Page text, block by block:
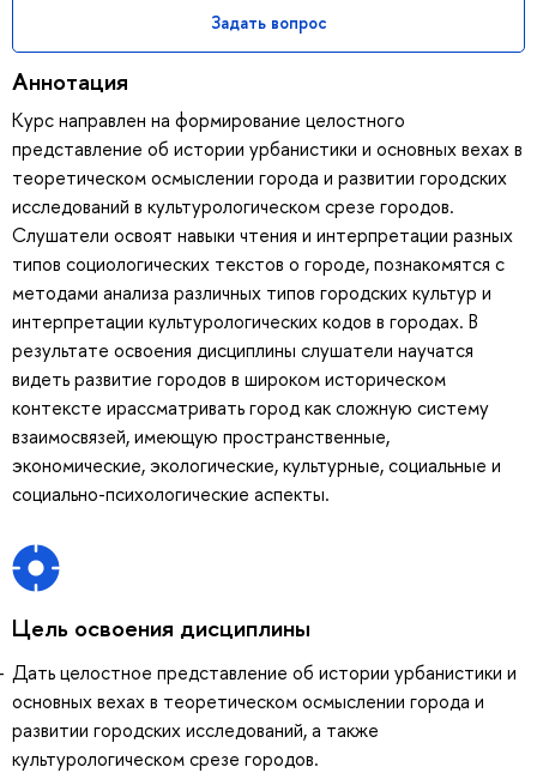
Задать вопрос
Аннотация
Курс направлен на формирование целостного
представление об истории урбанистики и основных вехах в
теоретическом осмыслении города и развитии городских
исследований в культурологическом срезе городов.
Слушатели освоят навыки чтения и интерпретации разных
типов социологических текстов о городе, познакомятся с
методами анализа различных типов городских культур и
интерпретации культурологических кодов в городах. В
результате освоения дисциплины слушатели научатся
видеть развитие городов в широком историческом
контексте ирассматривать город как сложную систему
взаимосвязей, имеющую пространственные,
экономические, экологические, культурные, социальные и
социально-психологические аспекты.
Цель освоения дисциплины
Дать целостное представление об истории урбанистики и
основных вехах в теоретическом осмыслении города и
развитии городских исследований, а также
культурологическом срезе городов.